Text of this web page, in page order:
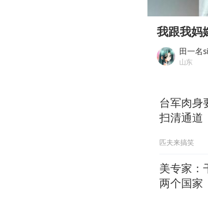
我跟我妈
田一名
山东
台军肉身
扫清通道
匹夫来搞笑
美专家：
两个国家